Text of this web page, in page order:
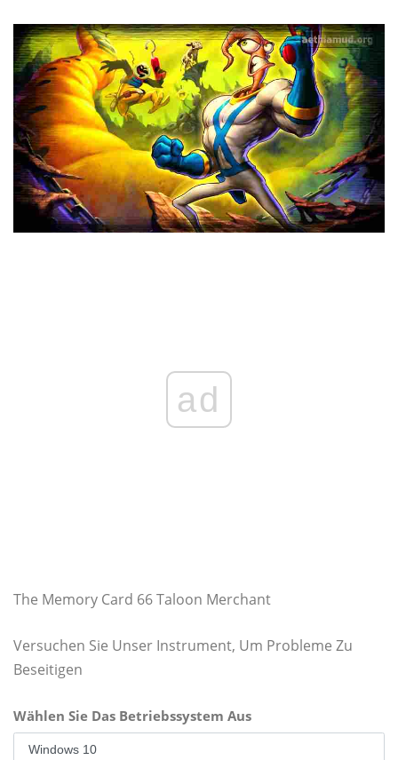
ad
The Memory Card 66 Taloon Merchant
Versuchen Sie Unser Instrument, Um Probleme Zu
Beseitigen
Wählen Sie Das Betriebssystem Aus